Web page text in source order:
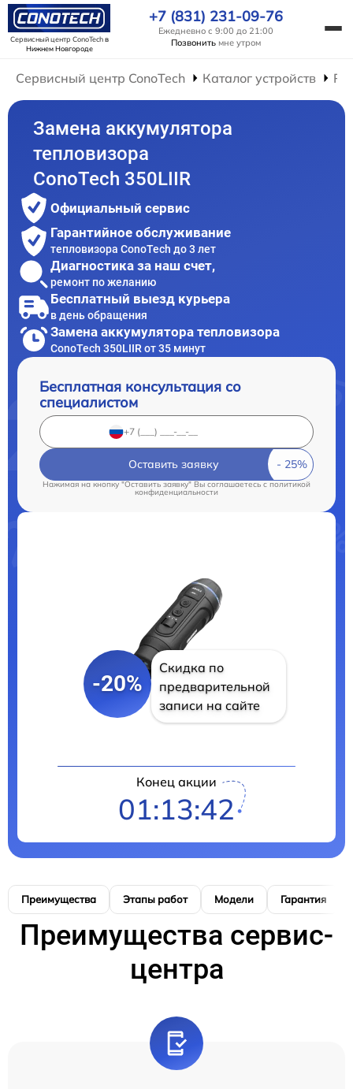
Сервисный центр ConoTechв
Нижнем Новгороде
+7 (831) 231-09-76
Ежедневно с 9:00 до 21:00
Позвонить мне утром
Сервисный центр ConoTech Каталог устройств
Замена аккумулятора
тепловизора
ConoTech 350LIIR
Официальный сервис
Гарантийное обслуживание
тепловизора ConoTech до 3 лет
Диагностика за наш счет,
ремонт по желанию
Бесплатный выезд курьера
в день обращения
Замена аккумулятора тепловизора
ConoTech 350LIIR от 35 минут
Бесплатная консультация со
специалистом
Оставить заявку
Нажимая на кнопку "Оставить заявку" Вы соглашаетесь cполитикой
конфиденциальности
-20%
Скидка по
предварительной
записи на сайте
Конец акции
01:13:41
Преимущества Этапы работ Модели Гарантия
Преимущества сервис-
центра